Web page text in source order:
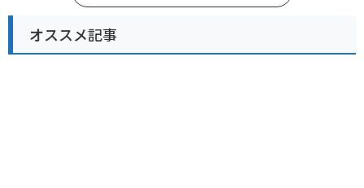
オススメ記事